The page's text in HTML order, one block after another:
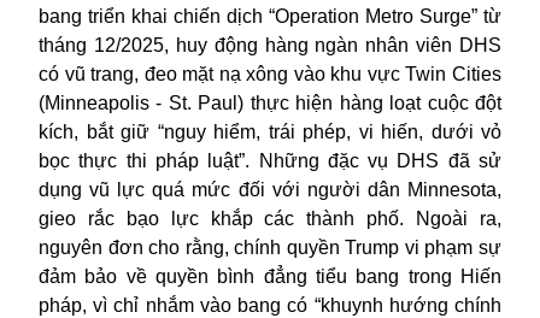
bang triển khai chiến dịch “Operation Metro Surge” từ
tháng 12/2025, huy động hàng ngàn nhân viên DHS
có vũ trang, đeo mặt nạ xông vào khu vực Twin Cities
(Minneapolis - St. Paul) thực hiện hàng loạt cuộc đột
kích, bắt giữ “nguy hiểm, trái phép, vi hiến, dưới vỏ
bọc thực thi pháp luật”. Những đặc vụ DHS đã sử
dụng vũ lực quá mức đối với người dân Minnesota,
gieo rắc bạo lực khắp các thành phố. Ngoài ra,
nguyên đơn cho rằng, chính quyền Trump vi phạm sự
đảm bảo về quyền bình đẳng tiểu bang trong Hiến
pháp, vì chỉ nhắm vào bang có “khuynh hướng chính